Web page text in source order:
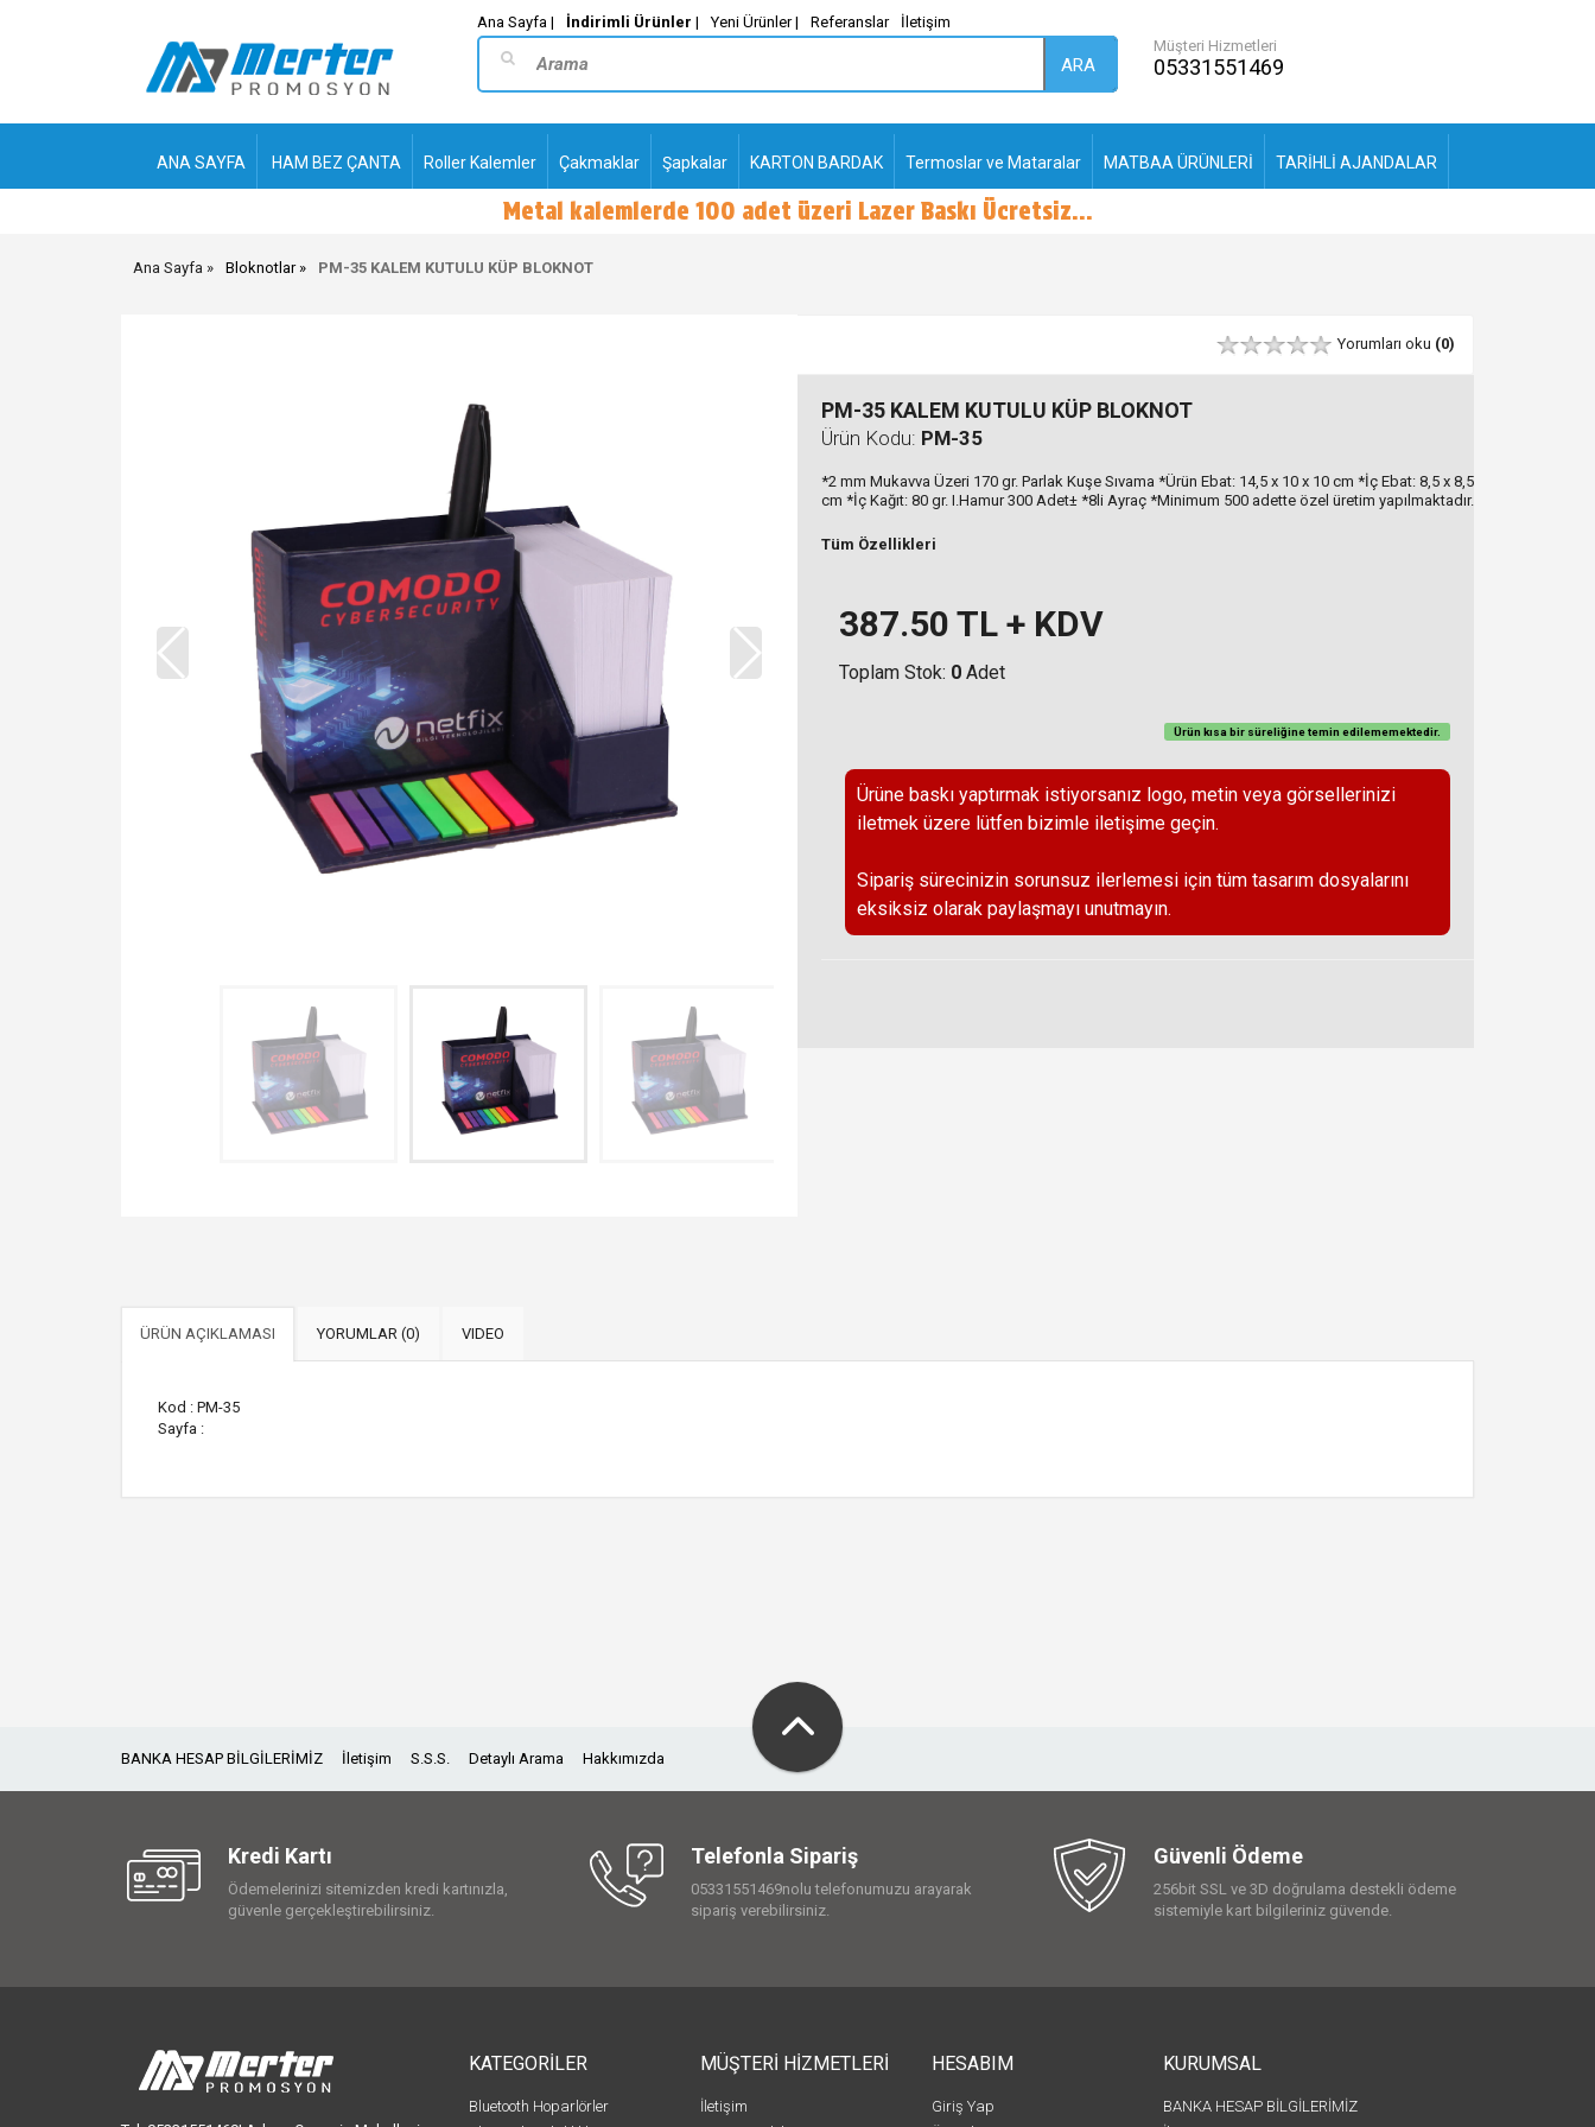
Ana Sayfa | İndirimli Ürünler | Yeni Ürünler | Referanslar İletişim
ARA
Müşteri Hizmetleri
05331551469
ANA SAYFA HAM BEZ ÇANTA Roller Kalemler Çakmaklar Şapkalar KARTON BARDAK Termoslar ve Mataralar MATBAA ÜRÜNLERİ TARİHLİ AJANDALAR
PLASTİK TÜKENMEZ
-
Ana Sayfa Bloknotlar PM-35 KALEM KUTULU KÜP BLOKNOT
Yorumları oku (0)
PM-35 KALEM KUTULU KÜP BLOKNOT
Ürün Kodu: PM-35
*2 mm Mukavva Üzeri 170 gr. Parlak Kuşe Sıvama *Ürün Ebat: 14,5 x 10 x 10 cm *İç Ebat: 8,5 x 8,5
cm *İç Kağıt: 80 gr. I.Hamur 300 Adet± *8li Ayraç *Minimum 500 adette özel üretim yapılmaktadır.
Tüm Özellikleri
387.50 TL + KDV
Toplam Stok: 0 Adet
Ürün kısa bir süreliğine teminedilememektedir.
Ürüne baskı yaptırmak istiyorsanız logo, metin veya görsellerinizi
iletmek üzere lütfen bizimle iletişime geçin.
Sipariş sürecinizin sorunsuz ilerlemesi için tüm tasarım dosyalarını
eksiksiz olarak paylaşmayı unutmayın.
ÜRÜN AÇIKLAMASI YORUMLAR (0) VIDEO
Kod : PM-35
Sayfa :
BANKA HESAP BİLGİLERİMİZ İletişim S.S.S. Detaylı Arama Hakkımızda
Kredi Kartı
Ödemelerinizi sitemizden kredi kartınızla,
güvenle gerçekleştirebilirsiniz.
Telefonla Sipariş
05331551469nolu telefonumuzu arayarak
sipariş verebilirsiniz.
Güvenli Ödeme
256bit SSL ve 3D doğrulama destekli ödeme
sistemiyle kart bilgileriniz güvende.
KATEGORİLER
Bluetooth Hoparlörler
MÜŞTERİ HİZMETLERİ
İletişim
HESABIM
Giriş Yap
KURUMSAL
BANKA HESAP BİLGİLERİMİZ